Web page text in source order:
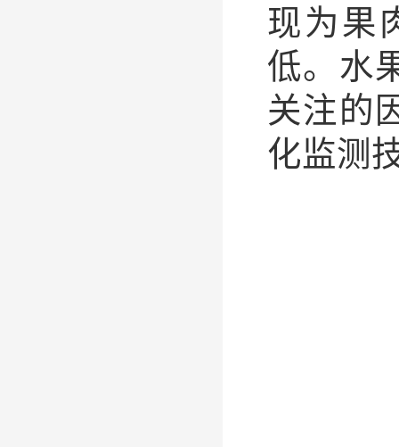
现为果
低。水
关注的
化监测